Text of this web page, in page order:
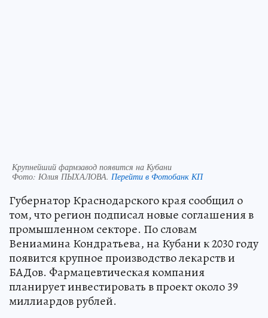
Крупнейший фармзавод появится на Кубани
Фото: Юлия ПЫХАЛОВА. Перейти в Фотобанк КП
Губернатор Краснодарского края сообщил о
том, что регион подписал новые соглашения в
промышленном секторе. По словам
Вениамина Кондратьева, на Кубани к 2030 году
появится крупное производство лекарств и
БАДов. Фармацевтическая компания
планирует инвестировать в проект около 39
миллиардов рублей.